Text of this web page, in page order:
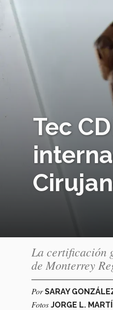
Tec
La certificación
de Monterrey
PorSARAY
Fotos JORGE L.